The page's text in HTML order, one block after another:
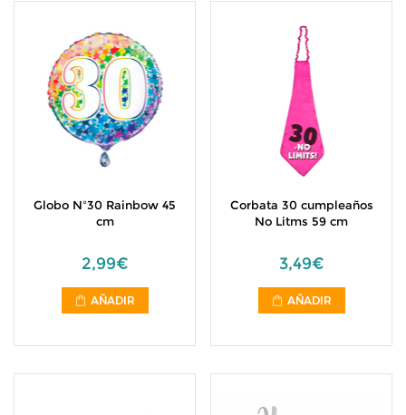
Globo Nº30 Rainbow 45
cm
2,99€
AÑADIR
Corbata 30 cumpleaños
No Litms 59 cm
3,49€
AÑADIR